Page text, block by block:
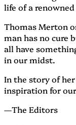
life of a
Thomas Merton
man has no cure
all have
in our midst.
In the story of
inspiration for
—The Editors